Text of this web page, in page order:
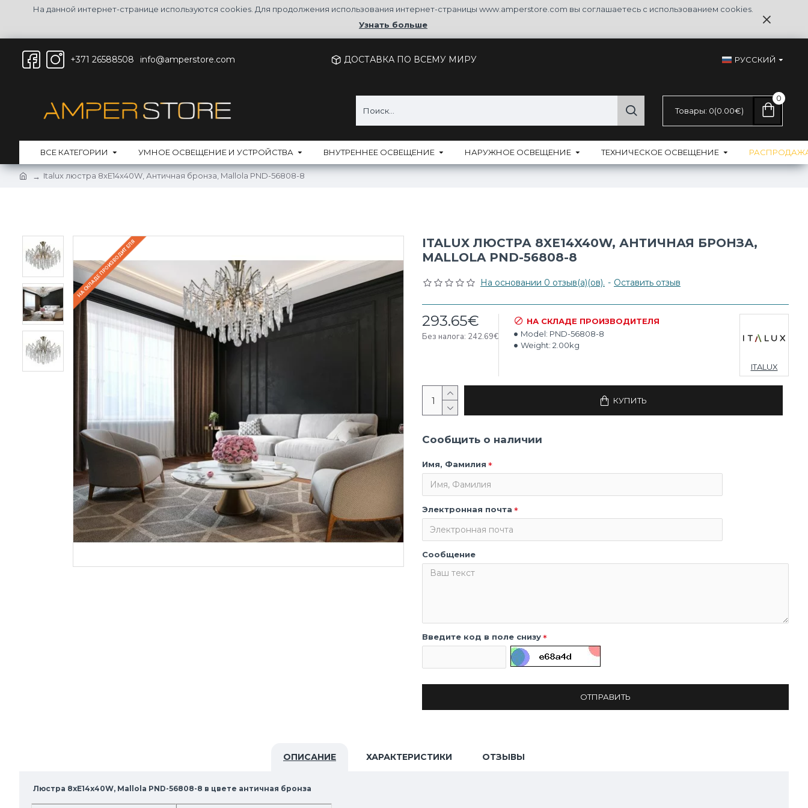
На данной интернет-странице используются cookies. Для продолжения использования интернет-страницы www.amperstore.com вы соглашаетесь с использованием cookies.
Узнать больше
+371 26588508 info@amperstore.com ДОСТАВКА ПО ВСЕМУ МИРУ РУССКИЙ
Товары: 0(0.00€)
0
ВСЕ КАТЕГОРИИ УМНОЕ ОСВЕЩЕНИЕ И УСТРОЙСТВА ВНУТРЕННЕЕ ОСВЕЩЕНИЕ НАРУЖНОЕ ОСВЕЩЕНИЕ ТЕХНИЧЕСКОЕ ОСВЕЩЕНИЕ
Italux люстра 8xE14x40W, Античная бронза, Mallola PND-56808-8
НА СКЛАДЕ ПРОИЗВОДИТЕЛЯ
ITALUX ЛЮСТРА 8XE14X40W, АНТИЧНАЯ БРОНЗА,
MALLOLA PND-56808-8
На основании 0 отзыв(а)(ов). - Оставить отзыв
293.65€
Без налога: 242.69€
НА СКЛАДЕ ПРОИЗВОДИТЕЛЯ
Model: PND-56808-8
Weight: 2.00kg
ITALUX
КУПИТЬ
Сообщить о наличии
Имя, Фамилия
Электронная почта
Сообщение
Введите код в поле снизу
ОТПРАВИТЬ
ОПИСАНИЕ ХАРАКТЕРИСТИКИ ОТЗЫВЫ
Люстра 8xE14x40W, Mallola PND-56808-8 в цвете aнтичная бронза